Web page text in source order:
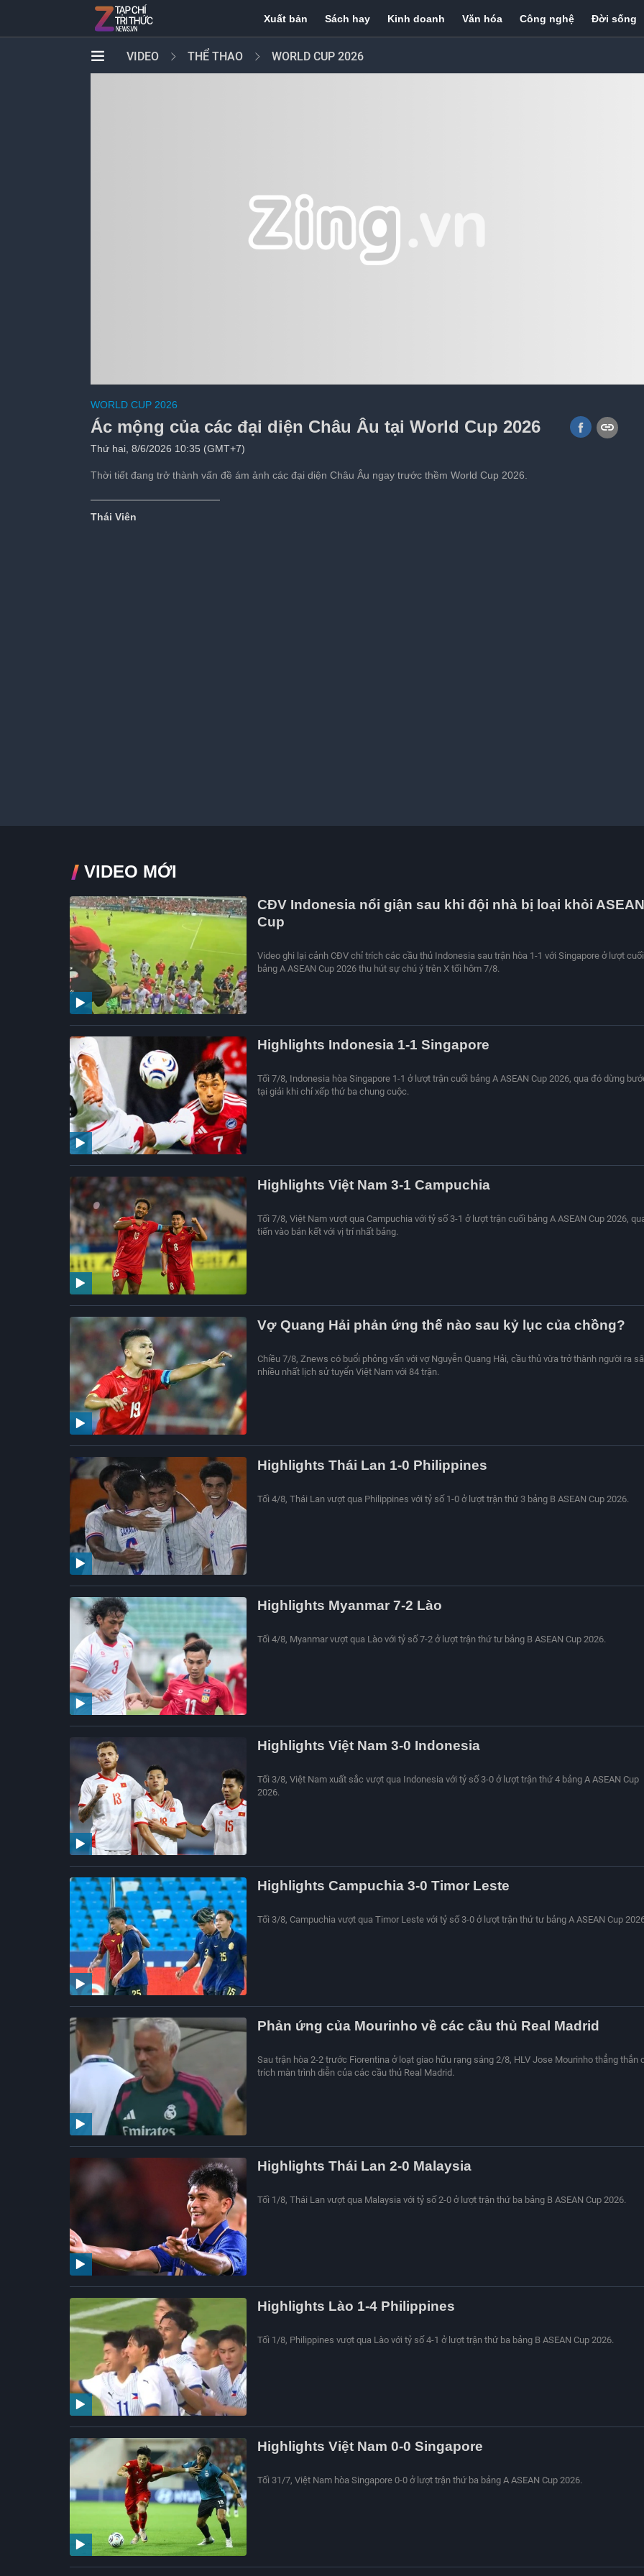
Xuất bản Sách hay Kinh doanh Văn hóa Công nghệ Đời sống
VIDEO THỂ THAO WORLD CUP 2026
Tiếp theo sau:
WORLD CUP 2026
Ác mộng của các đại diện Châu Âu tại World Cup 2026
Thứ hai, 8/6/2026 10:35 (GMT+7)
Thời tiết đang trở thành vấn đề ám ảnh các đại diện Châu Âu ngay trước thềm World Cup 2026.
Thái Viên
VIDEO MỚI
CĐV Indonesia nổi giận sau khi đội nhà bị loại khỏi ASEAN
Cup
Video ghi lại cảnh CĐV chỉ trích các cầu thủ Indonesia sau trận hòa 1-1 với Singapore ở lượt cuối
bảng A ASEAN Cup 2026 thu hút sự chú ý trên X tối hôm 7/8.
Highlights Indonesia 1-1 Singapore
Tối 7/8, Indonesia hòa Singapore 1-1 ở lượt trận cuối bảng A ASEAN Cup 2026, qua đó dừng
tại giải khi chỉ xếp thứ ba chung cuộc.
Highlights Việt Nam 3-1 Campuchia
Tối 7/8, Việt Nam vượt qua Campuchia với tỷ số 3-1 ở lượt trận cuối bảng A ASEAN Cup 2026,
tiến vào bán kết với vị trí nhất bảng.
Vợ Quang Hải phản ứng thế nào sau kỷ lục của chồng?
Chiều 7/8, Znews có buổi phỏng vấn với vợ Nguyễn Quang Hải, cầu thủ vừa trở thành người ra
nhiều nhất lịch sử tuyển Việt Nam với 84 trận.
Highlights Thái Lan 1-0 Philippines
Tối 4/8, Thái Lan vượt qua Philippines với tỷ số 1-0 ở lượt trận thứ 3 bảng B ASEAN Cup 2026.
Highlights Myanmar 7-2 Lào
Tối 4/8, Myanmar vượt qua Lào với tỷ số 7-2 ở lượt trận thứ tư bảng B ASEAN Cup 2026.
Highlights Việt Nam 3-0 Indonesia
Tối 3/8, Việt Nam xuất sắc vượt qua Indonesia với tỷ số 3-0 ở lượt trận thứ 4 bảng A ASEAN Cup
2026.
Highlights Campuchia 3-0 Timor Leste
Tối 3/8, Campuchia vượt qua Timor Leste với tỷ số 3-0 ở lượt trận thứ tư bảng A ASEAN Cup
Phản ứng của Mourinho về các cầu thủ Real Madrid
Sau trận hòa 2-2 trước Fiorentina ở loạt giao hữu rạng sáng 2/8, HLV Jose Mourinho thẳng thắn
trích màn trình diễn của các cầu thủ Real Madrid.
Highlights Thái Lan 2-0 Malaysia
Tối 1/8, Thái Lan vượt qua Malaysia với tỷ số 2-0 ở lượt trận thứ ba bảng B ASEAN Cup 2026.
Highlights Lào 1-4 Philippines
Tối 1/8, Philippines vượt qua Lào với tỷ số 4-1 ở lượt trận thứ ba bảng B ASEAN Cup 2026.
Highlights Việt Nam 0-0 Singapore
Tối 31/7, Việt Nam hòa Singapore 0-0 ở lượt trận thứ ba bảng A ASEAN Cup 2026.